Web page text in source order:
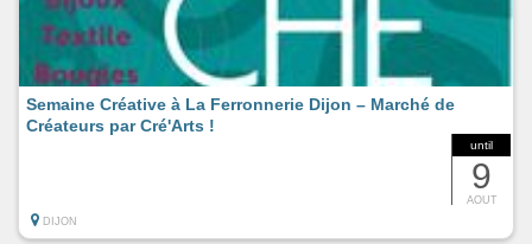
until
9
AOUT
Semaine Créative à La Ferronnerie Dijon – Marché de
Créateurs par Cré'Arts !
DIJON